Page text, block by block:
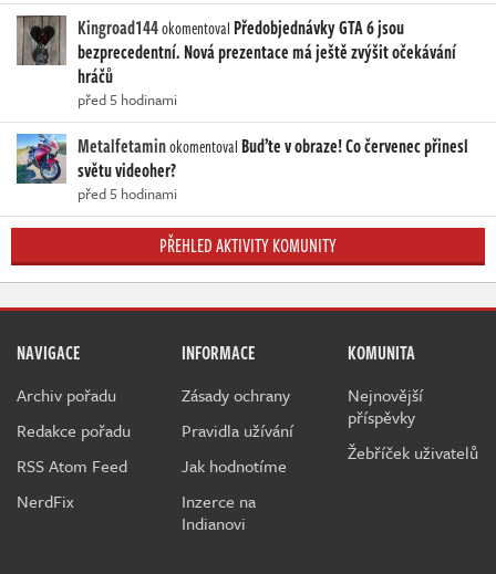
Kingroad144okomentoval Předobjednávky GTA 6 jsou
bezprecedentní. Nová prezentace má ještě zvýšit očekávání
hráčů
před 5 hodinami
Metalfetaminokomentoval Buďte v obraze! Co červenec přinesl
světu videoher?
před 5 hodinami
PŘEHLED AKTIVITY KOMUNITY
NAVIGACE
Archiv pořadu
Redakce pořadu
RSS Atom Feed
NerdFix
INFORMACE
Zásady ochrany
Pravidla užívání
Jak hodnotíme
Inzerce na
Indianovi
KOMUNITA
Nejnovější
příspěvky
Žebříček uživatelů